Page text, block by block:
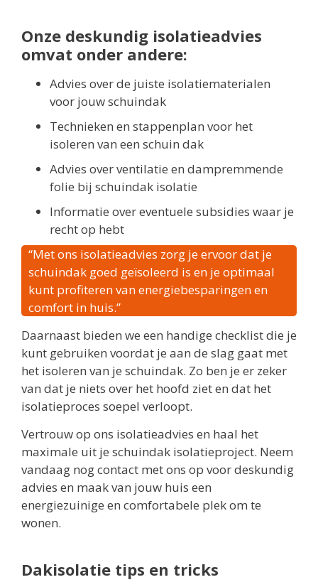
Onze deskundig isolatieadvies
omvat onder andere:
Advies over de juiste isolatiematerialen
voor jouw schuindak
Technieken en stappenplan voor het
isoleren van een schuin dak
Advies over ventilatie en dampremmende
folie bij schuindak isolatie
Informatie over eventuele subsidies waar je
recht op hebt
“Met ons isolatieadvies zorg je ervoor dat je
schuindak goed geïsoleerd is en je optimaal
kunt profiteren van energiebesparingen en
comfort in huis.”
Daarnaast bieden we een handige checklist die je
kunt gebruiken voordat je aan de slag gaat met
het isoleren van je schuindak. Zo ben je er zeker
van dat je niets over het hoofd ziet en dat het
isolatieproces soepel verloopt.
Vertrouw op ons isolatieadvies en haal het
maximale uit je schuindak isolatieproject. Neem
vandaag nog contact met ons op voor deskundig
advies en maak van jouw huis een
energiezuinige en comfortabele plek om te
wonen.
Dakisolatie tips en tricks